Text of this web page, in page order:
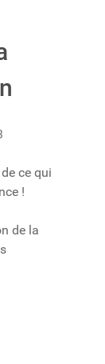
ce qui
!
de la